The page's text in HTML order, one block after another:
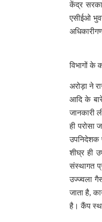
केंद्र
एसीईओ
विभागों के
अरोड़ा ने
आदि के
जानकारी
ही परोसा
उपनिदेशक
शीघ्र ही
संस्थागत
उज्ज्वला
जाता है,
है। कैंप